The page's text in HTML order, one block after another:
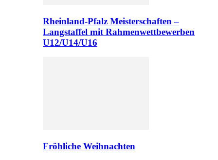
Rheinland-Pfalz Meisterschaften –
Langstaffel mit Rahmenwettbewerben
U12/U14/U16
Fröhliche Weihnachten